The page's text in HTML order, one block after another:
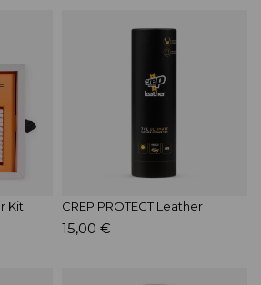
Kit CREP PROTECT Leather
15,00 €